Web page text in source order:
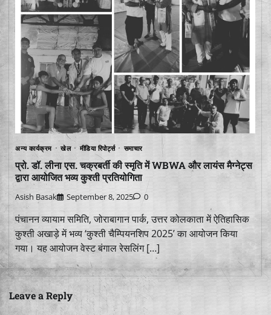
अन्य कार्यक्रम खेल मीडिया रिपोर्ट्स समाचार
प्रो. डॉ. लीना एस. चक्रबर्ती की स्मृति में WBWA और लायंस मैग्नेट्स
द्वारा आयोजित भव्य कुश्ती प्रतियोगिता
Asish Basak September 8, 2025 0
पंचानन व्यायाम समिति, जोराबागान पार्क, उत्तर कोलकाता में ऐतिहासिक
कुश्ती अखाड़े में भव्य ‘कुश्ती चैम्पियनशिप 2025’ का आयोजन किया
गया। यह आयोजन वेस्ट बंगाल रेसलिंग […]
Leave a Reply